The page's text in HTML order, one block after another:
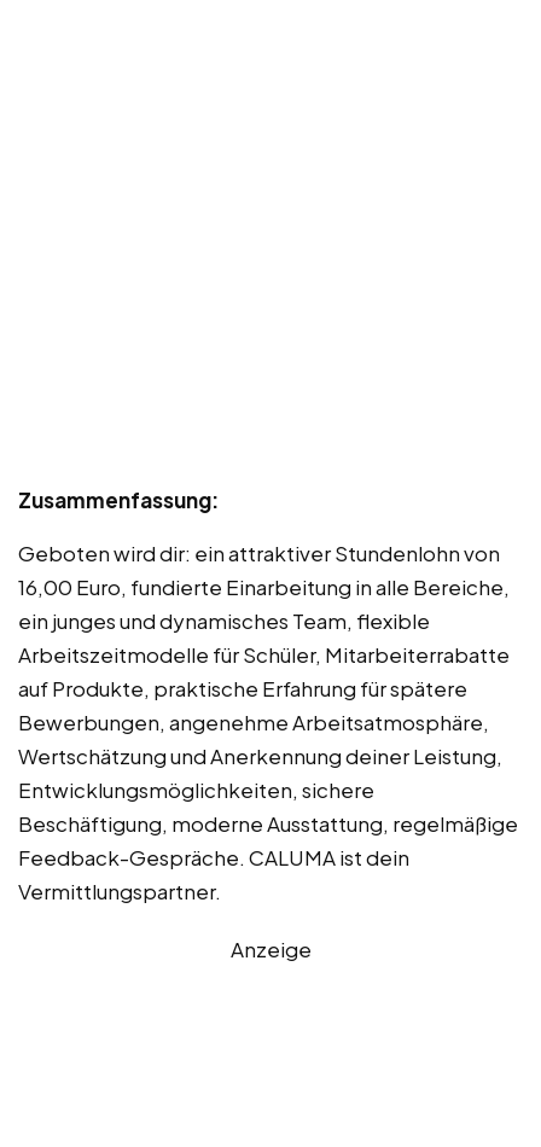
Zusammenfassung:
Geboten wird dir: ein attraktiver Stundenlohn von
16,00 Euro, fundierte Einarbeitung in alle Bereiche,
ein junges und dynamisches Team, flexible
Arbeitszeitmodelle für Schüler, Mitarbeiterrabatte
auf Produkte, praktische Erfahrung für spätere
Bewerbungen, angenehme Arbeitsatmosphäre,
Wertschätzung und Anerkennung deiner Leistung,
Entwicklungsmöglichkeiten, sichere
Beschäftigung, moderne Ausstattung, regelmäßige
Feedback-Gespräche. CALUMA ist dein
Vermittlungspartner.
Anzeige